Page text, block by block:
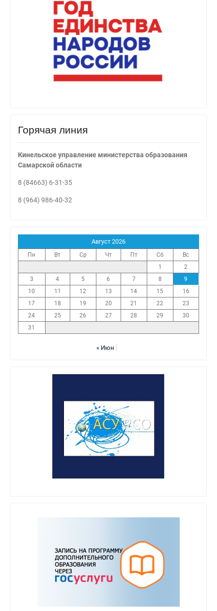
Горячая линия
Кинельское управление министерства образования
Самарской области
8 (84663) 6-31-35
8 (964) 986-40-32
Август 2026
Пн Вт Ср Чт Пт Сб
Вс
1
2
3
4 5 6 7 8
9
10
11 12 13 14 15
16
17
18 19 20 21 22
23
24
25 26 27 28 29
30
31
« Июн